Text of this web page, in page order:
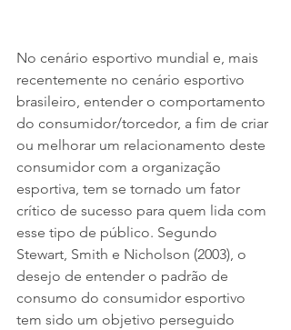
No cenário esportivo mundial e, mais
recentemente no cenário esportivo
brasileiro, entender o comportamento
do consumidor/torcedor, a fim de criar
ou melhorar um relacionamento deste
consumidor com a organização
esportiva, tem se tornado um fator
crítico de sucesso para quem lida com
esse tipo de público. Segundo
Stewart, Smith e Nicholson (2003), o
desejo de entender o padrão de
consumo do consumidor esportivo
tem sido um objetivo perseguido